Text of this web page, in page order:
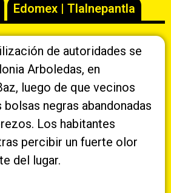
Edomex | Tlalnepantla
de autoridades se
Arboledas, en
luego de que vecinos
negras abandonadas
Los habitantes
percibir un fuerte olor
del lugar.